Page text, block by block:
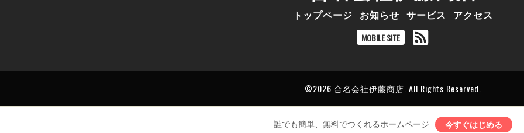
トップページ お知らせ サービス アクセス
MOBILE SITE
©2026 合名会社伊藤商店 . All Rights Reserved.
誰でも簡単、無料でつくれるホームページ 今すぐはじめる